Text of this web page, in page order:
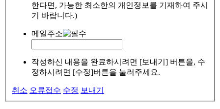
한다면, 가능한 최소한의 개인정보를 기재하여 주시
기 바랍니다.)
메일주소
작성하신 내용을 완료하시려면 [보내기] 버튼을, 수
정하시려면 [수정]버튼을 눌러주세요.
취소 오류접수 수정 보내기